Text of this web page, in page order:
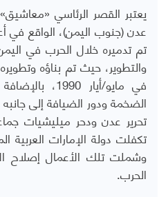
يعتبر القصر الرئاسي
عدن (جنوب اليمن)، الواقع
تم تدميره خلال الحرب في
والتطوير، حيث تم بناؤه
في مايو/أيار
الضخمة ودور الضيافة إلى
تحرير عدن ودحر ميليشيات
تكفلت دولة الإمارات العربية
وشملت تلك الأعمال إصلاح
الحرب.